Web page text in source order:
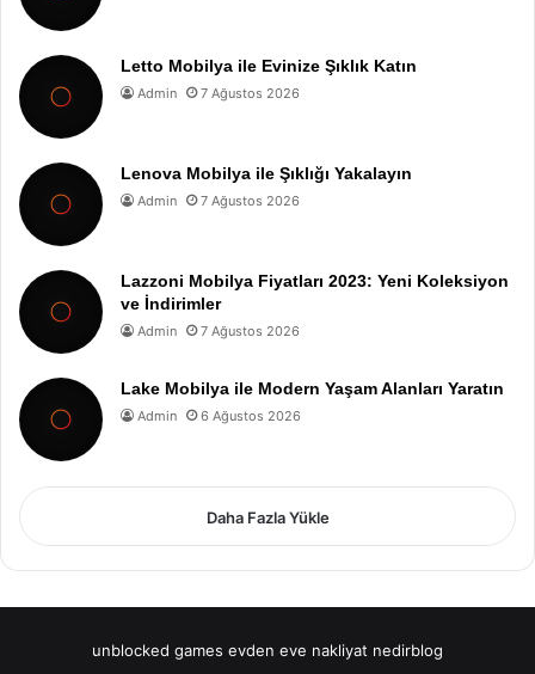
Letto Mobilya ile Evinize Şıklık Katın
Admin 7 Ağustos 2026
Lenova Mobilya ile Şıklığı Yakalayın
Admin 7 Ağustos 2026
Lazzoni Mobilya Fiyatları 2023: Yeni Koleksiyon
ve İndirimler
Admin 7 Ağustos 2026
Lake Mobilya ile Modern Yaşam Alanları Yaratın
Admin 6 Ağustos 2026
Daha Fazla Yükle
unblocked games evden eve nakliyat nedirblog